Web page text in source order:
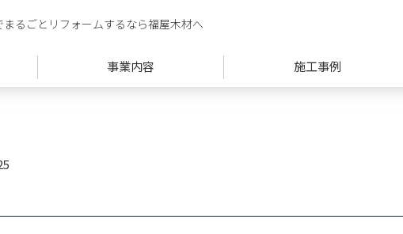
るごとリフォームするなら福屋木材へ
事業内容 施工事例